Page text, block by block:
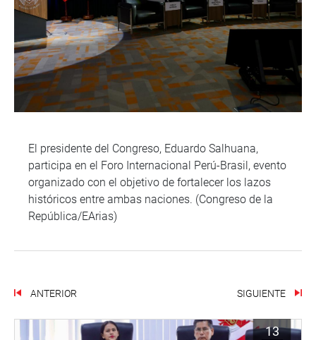
El presidente del Congreso, Eduardo Salhuana,
participa en el Foro Internacional Perú-Brasil, evento
organizado con el objetivo de fortalecer los lazos
históricos entre ambas naciones. (Congreso de la
República/EArias)
ANTERIOR SIGUIENTE
13